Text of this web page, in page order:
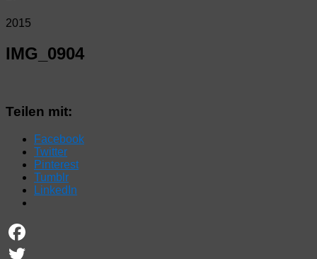
2015
IMG_0904
Teilen mit:
Facebook
Twitter
Pinterest
Tumblr
LinkedIn
Facebook